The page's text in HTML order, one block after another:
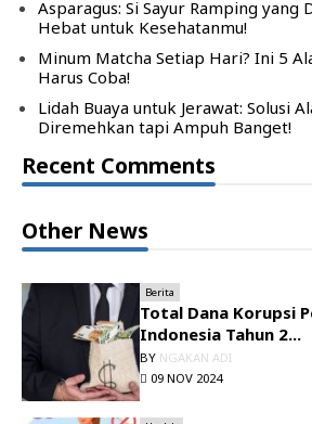
Asparagus: Si Sayur Ramping yang
Hebat untuk Kesehatanmu!
Minum Matcha Setiap Hari? Ini 5
Harus Coba!
Lidah Buaya untuk Jerawat: Solusi
Diremehkan tapi Ampuh Banget!
Recent Comments
Other News
Berita
Total Dana Korupsi
Indonesia Tahun 2...
BY NGAKAN ADI
09 NOV 2024